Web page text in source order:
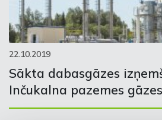
22.10.2019
Sākta dabasgāzes
Inčukalna pazemes